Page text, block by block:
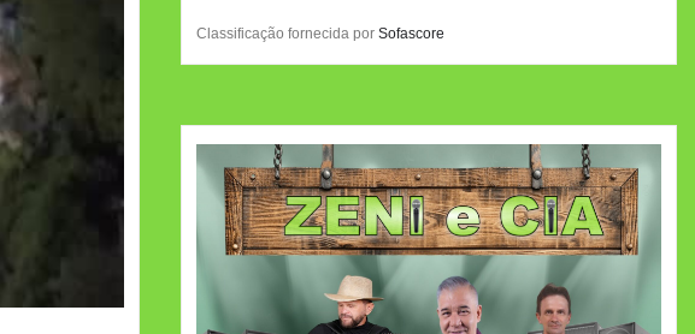
Classificação fornecida por Sofascore